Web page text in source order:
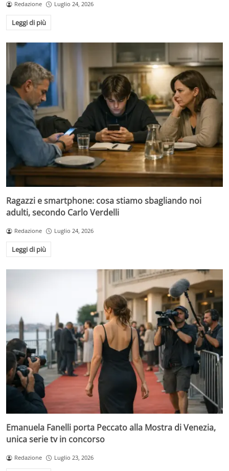
Redazione Luglio 24, 2026
Leggi di più
Ragazzi e smartphone: cosa stiamo sbagliando noi
adulti, secondo Carlo Verdelli
Redazione Luglio 24, 2026
Leggi di più
Emanuela Fanelli porta Peccato alla Mostra di Venezia,
unica serie tv in concorso
Redazione Luglio 23, 2026